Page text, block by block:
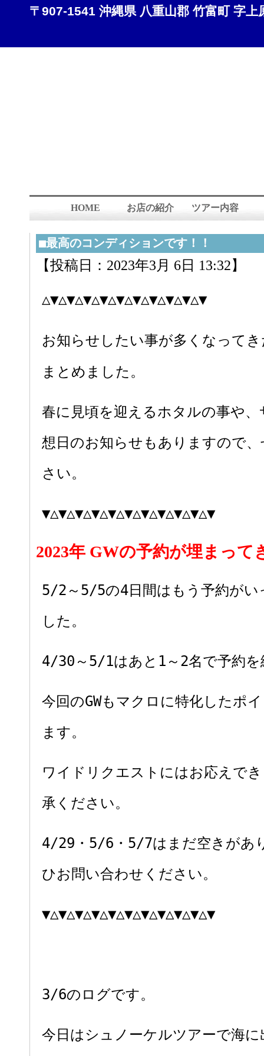
〒907-1541 沖縄県 八重山郡 竹富町 字上
HOME お店の紹介 ツアー内容
■最高のコンディションです！！
【投稿日：2023年3月 6日 13:32】
△▼△▼△▼△▼△▼△▼△▼△▼△▼△▼
お知らせしたい事が多くなって
まとめました。
春に見頃を迎えるホタルの事や
想日のお知らせもありますので
さい。
▼△▼△▼△▼△▼△▼△▼△▼△▼△▼△▼
2023年 GWの予約が埋まって
5/2～5/5の4日間はもう予約がい
した。
4/30～5/1はあと1～2名で予約を
今回のGWもマクロに特化したポ
ます。
ワイドリクエストにはお応えで
承ください。
4/29・5/6・5/7はまだ空きがあ
ひお問い合わせください。
▼△▼△▼△▼△▼△▼△▼△▼△▼△▼△▼
3/6のログです。
今日はシュノーケルツアーで海